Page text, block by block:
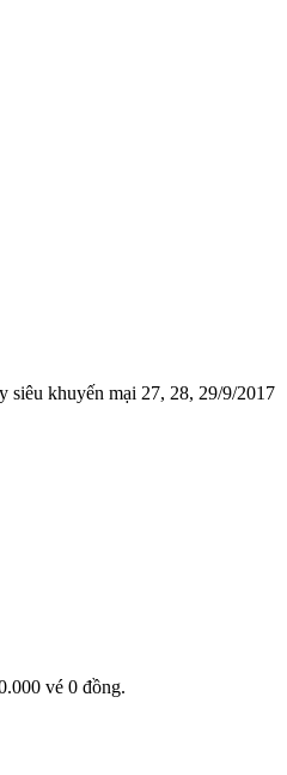
siêu khuyến mại 27, 28, 29/9/2017
vé 0 đồng.